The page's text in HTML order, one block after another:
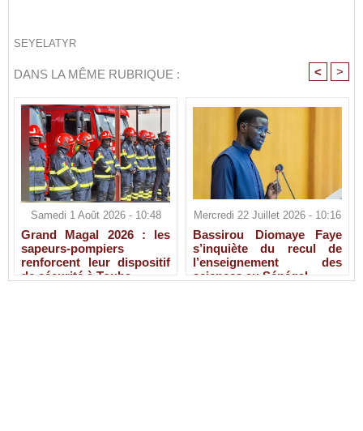
SEYELATYR
DANS LA MÊME RUBRIQUE : < >
Samedi 1 Août 2026 - 10:48
Grand Magal 2026 : les
sapeurs-pompiers
renforcent leur dispositif
de sécurité à Touba
Mercredi 22 Juillet 2026 - 10:16
Bassirou Diomaye Faye
s’inquiète du recul de
l’enseignement des
sciences au Sénégal